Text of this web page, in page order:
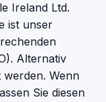
Ireland Ltd.
ist unser
Alternativ
Wenn
Sie diesen